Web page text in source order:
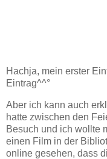
Hachja, mein erster
Eintrag^^°
Aber ich kann auch
hatte zwischen den
Besuch und ich wollte
einen Film in der
online gesehen, dass